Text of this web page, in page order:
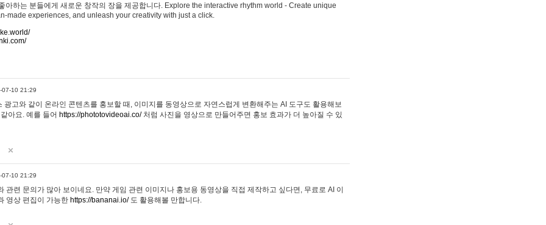
아하는 분들에게 새로운 창작의 장을 제공합니다. Explore the interactive rhythm world - Create unique
made experiences, and unleash your creativity with just a click.
07-10 21:29
광고와 같이 온라인 콘텐츠를 홍보할 때, 이미지를 동영상으로 자연스럽게 변환해주는 AI 도구도 활용해보
아요. 예를 들어 https://phototovideoai.co/처럼 사진을 영상으로 만들어주면 홍보 효과가 더 높아질 수 있
07-10 21:29
관련 문의가 많아 보이네요. 만약 게임 관련 이미지나 홍보용 동영상을 직접 제작하고 싶다면, 무료로 AI 이
영상 편집이 가능한 https://bananai.io/도 활용해볼 만합니다.